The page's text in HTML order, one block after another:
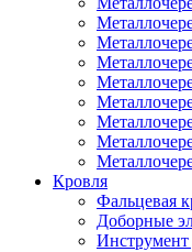
Кровля
Фальцевая
Доборные
Инструмент